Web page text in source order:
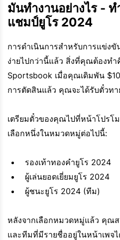
มันทำงานอย่างไร -
แชมป์ยูโร 2024
การดำเนินการสำหรับการแข่ง
ง่ายไปกว่านี้แล้ว สิ่งที่คุณต้องทำ
Sportsbook เมื่อคุณเดิมพัน
การตัดสินแล้ว คุณจะได้รับตั๋วทา
เตรียมตั๋วของคุณไปที่หน้าโปร
เลือกหนึ่งในหมวดหมู่ต่อไปนี้:
รองเท้าทองคำยูโร 2024
ผู้เล่นยอดเยี่ยมยูโร 2024
ผู้ชนะยูโร 2024 (ทีม)
หลังจากเลือกหมวดหมู่แล้ว คุณ
และทีมที่มีรายชื่ออยู่ในหน้าเพจ